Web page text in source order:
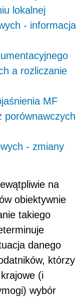
lokalnej
- informacja
a rozliczanie
MF
porównawczych
- zmiany
na
obiektywnie
takiego
danego
którzy
(i
wybór